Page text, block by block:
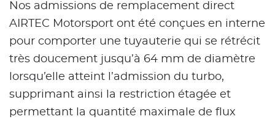
Nos admissions de remplacement direct
AIRTEC Motorsport ont été conçues en interne
pour comporter une tuyauterie qui se rétrécit
très doucement jusqu’à 64 mm de diamètre
lorsqu’elle atteint l’admission du turbo,
supprimant ainsi la restriction étagée et
permettant la quantité maximale de flux